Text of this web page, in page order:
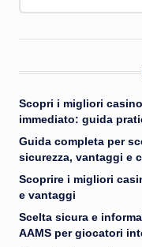
Scopri i migliori
immediato: guida
Guida completa per
sicurezza, vantaggi e
Scoprire i migliori
e vantaggi
Scelta sicura e
AAMS per giocatori